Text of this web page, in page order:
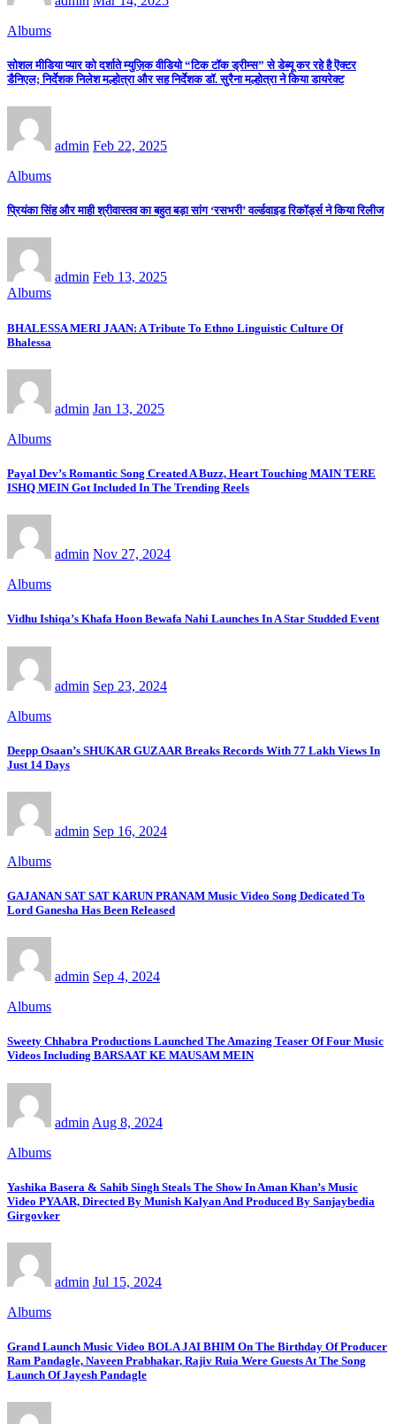
Albums
सोशल मीडिया प्यार को दर्शाते म्युज़िक वीडियो “टिक टॉक ड्रीम्स” से डेब्यू कर रहे है ऎक्टर
डैनिएल; निर्देशक निलेश मल्होत्रा और सह निर्देशक डॉ. सुरैना मल्होत्रा ने किया डायरेक्ट
admin Feb 22, 2025
Albums
प्रियंका सिंह और माही श्रीवास्तव का बहुत बड़ा सांग ‘रसभरी’ वर्ल्डवाइड रिकॉर्ड्स ने किया रिलीज
admin Feb 13, 2025
Albums
BHALESSA MERI JAAN: A Tribute To Ethno Linguistic Culture Of
Bhalessa
admin Jan 13, 2025
Albums
Payal Dev’s Romantic Song Created A Buzz, Heart Touching MAIN TERE
ISHQ MEIN Got Included In The Trending Reels
admin Nov 27, 2024
Albums
Vidhu Ishiqa’s Khafa Hoon Bewafa Nahi Launches In A Star Studded Event
admin Sep 23, 2024
Albums
Deepp Osaan’s SHUKAR GUZAAR Breaks Records With 77 Lakh Views In
Just 14 Days
admin Sep 16, 2024
Albums
GAJANAN SAT SAT KARUN PRANAM Music Video Song Dedicated To
Lord Ganesha Has Been Released
admin Sep 4, 2024
Albums
Sweety Chhabra Productions Launched The Amazing Teaser Of Four Music
Videos Including BARSAAT KE MAUSAM MEIN
admin Aug 8, 2024
Albums
Yashika Basera & Sahib Singh Steals The Show In Aman Khan’s Music
Video PYAAR, Directed By Munish Kalyan And Produced By Sanjaybedia
Girgovker
admin Jul 15, 2024
Albums
Grand Launch Music Video BOLA JAI BHIM On The Birthday Of Producer
Ram Pandagle, Naveen Prabhakar, Rajiv Ruia Were Guests At The Song
Launch Of Jayesh Pandagle